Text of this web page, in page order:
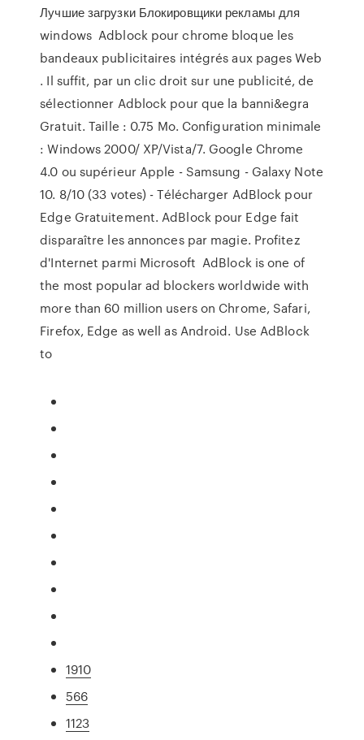
Лучшие загрузки Блокировщики рекламы для
windows Adblock pour chrome bloque les
bandeaux publicitaires intégrés aux pages Web
. Il suffit, par un clic droit sur une publicité, de
sélectionner Adblock pour que la banni&egra
Gratuit. Taille : 0.75 Mo. Configuration minimale
: Windows 2000/ XP/Vista/7. Google Chrome
4.0 ou supérieur Apple - Samsung - Galaxy Note
10. 8/10 (33 votes) - Télécharger AdBlock pour
Edge Gratuitement. AdBlock pour Edge fait
disparaître les annonces par magie. Profitez
d'Internet parmi Microsoft AdBlock is one of
the most popular ad blockers worldwide with
more than 60 million users on Chrome, Safari,
Firefox, Edge as well as Android. Use AdBlock
to
1910
566
1123